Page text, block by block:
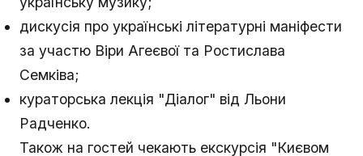
дискусія про українські літературні маніфести
за участю Віри Агеєвої та Ростислава
Семківа;
кураторська лекція "Діалог" від Льони
Радченко.
Також на гостей чекають екскурсія "Києвом